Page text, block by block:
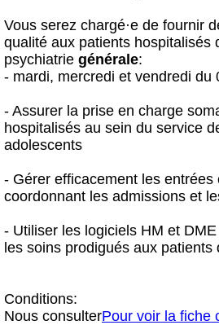
Vous serez chargé·e de fournir
qualité aux patients hospitalisés
psychiatrie générale:
- mardi, mercredi et vendredi du
- Assurer la prise en charge
hospitalisés au sein du service
adolescents
- Gérer efficacement les
coordonnant les admissions et
- Utiliser les logiciels HM et
les soins prodigués aux patients
Conditions:
Nous consulterPour voir la fiche